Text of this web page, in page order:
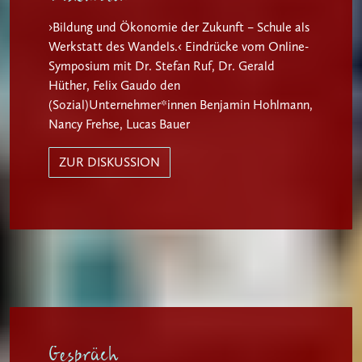
›Bildung und Ökonomie der Zukunft – Schule als
Werkstatt des Wandels.‹ Eindrücke vom Online-
Symposium mit Dr. Stefan Ruf, Dr. Gerald
Hüther, Felix Gaudo den
(Sozial)Unternehmer*innen Benjamin Hohlmann,
Nancy Frehse, Lucas Bauer
ZUR DISKUSSION